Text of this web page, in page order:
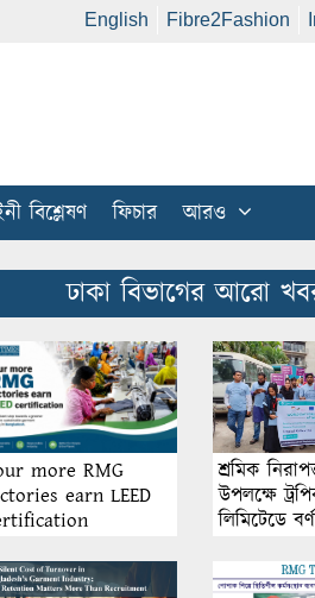
English Fibre2Fashion
বিশ্লেষণ ফিচার আরও
ঢাকা বিভাগের আরো
more RMG
earn LEED
শ্রমিক
উপলক্ষে
লিমিটেডে